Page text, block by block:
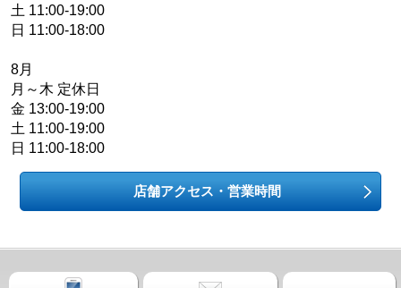
土 11:00-19:00
日 11:00-18:00
8月
月～木 定休日
金 13:00-19:00
土 11:00-19:00
日 11:00-18:00
店舗アクセス・営業時間